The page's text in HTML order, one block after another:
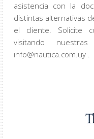
asistencia con la
distintas alternativas
el cliente. Solicite
visitando
info@nautica.com.uy .